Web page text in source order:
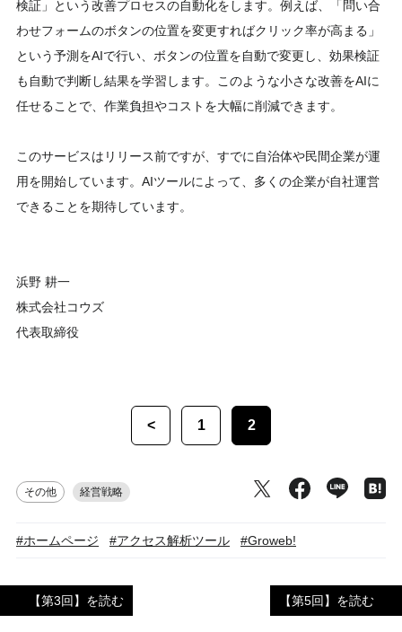
検証」という改善プロセスの自動化をします。例えば、「問い合
わせフォームのボタンの位置を変更すればクリック率が高まる」
という予測をAIで行い、ボタンの位置を自動で変更し、効果検証
も自動で判断し結果を学習します。このような小さな改善をAIに
任せることで、作業負担やコストを大幅に削減できます。
このサービスはリリース前ですが、すでに自治体や民間企業が運
用を開始しています。AIツールによって、多くの企業が自社運営
できることを期待しています。
浜野 耕一
株式会社コウズ
代表取締役
< 1 2
その他 経営戦略
#ホームページ #アクセス解析ツール #Groweb!
【第3回】を読む 【第5回】を読む